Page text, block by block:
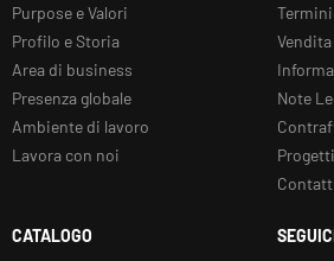
Purpose e Valori
Profilo e Storia
Area di business
Presenza globale
Ambiente di lavoro
Lavora con noi
Vendita
Note
CATALOGO